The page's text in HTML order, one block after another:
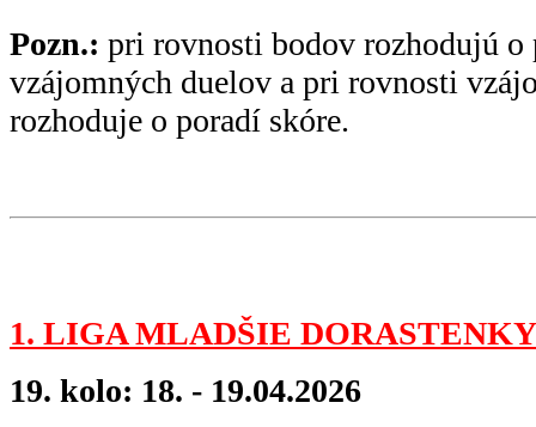
Pozn.: pri rovnosti bodov rozhodujú o
vzájomných duelov a pri rovnosti
rozhoduje o poradí skóre.
1. LIGA MLADŠIE
19. kolo: 18. - 19.04.2026